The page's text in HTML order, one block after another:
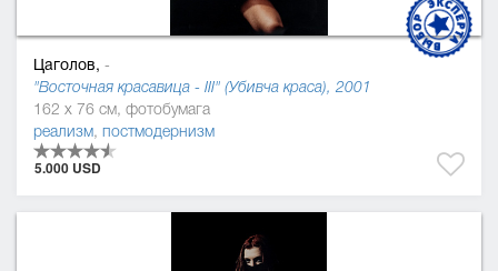
Цаголов, -
"Восточная красавица - ІІІ" (Убивча краса), 2001
162 x 76 см, фотобумага
реализм, постмодернизм
5.000 USD